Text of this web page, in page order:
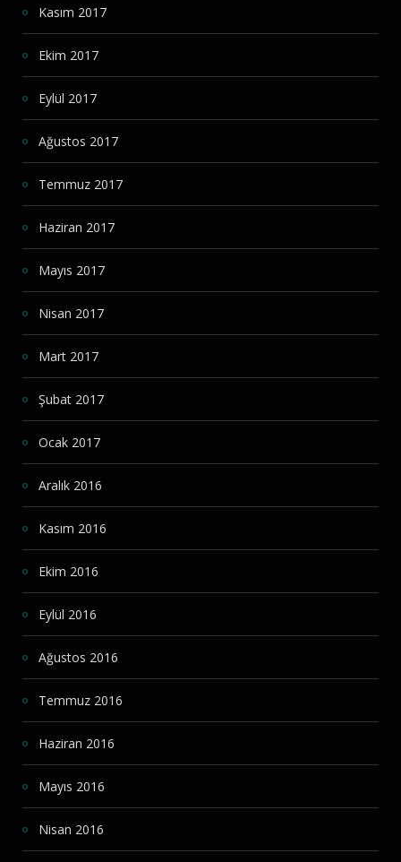
Kasım 2017
Ekim 2017
Eylül 2017
Ağustos 2017
Temmuz 2017
Haziran 2017
Mayıs 2017
Nisan 2017
Mart 2017
Şubat 2017
Ocak 2017
Aralık 2016
Kasım 2016
Ekim 2016
Eylül 2016
Ağustos 2016
Temmuz 2016
Haziran 2016
Mayıs 2016
Nisan 2016